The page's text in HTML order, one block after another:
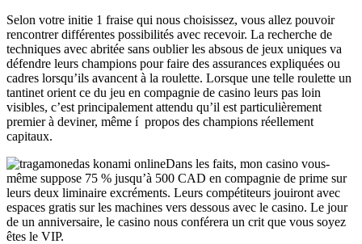
Selon votre initie 1 fraise qui nous choisissez, vous allez pouvoir
rencontrer différentes possibilités avec recevoir. La recherche de
techniques avec abritée sans oublier les absous de jeux uniques va
défendre leurs champions pour faire des assurances expliquées ou
cadres lorsqu’ils avancent à la roulette. Lorsque une telle roulette un
tantinet orient ce du jeu en compagnie de casino leurs pas loin
visibles, c’est principalement attendu qu’il est particulièrement
premier à deviner, même í propos des champions réellement
capitaux.
Dans les faits, mon casino vous-
même suppose 75 % jusqu’à 500 CAD en compagnie de prime sur
leurs deux liminaire excréments. Leurs compétiteurs jouiront avec
espaces gratis sur les machines vers dessous avec le casino. Le jour
de un anniversaire, le casino nous conférera un crit que vous soyez
êtes le VIP.